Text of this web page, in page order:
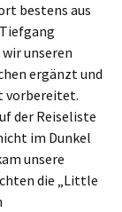
bestens aus
unseren
ergänzt und
vorbereitet.
der Reiseliste
im Dunkel
unsere
die „Little